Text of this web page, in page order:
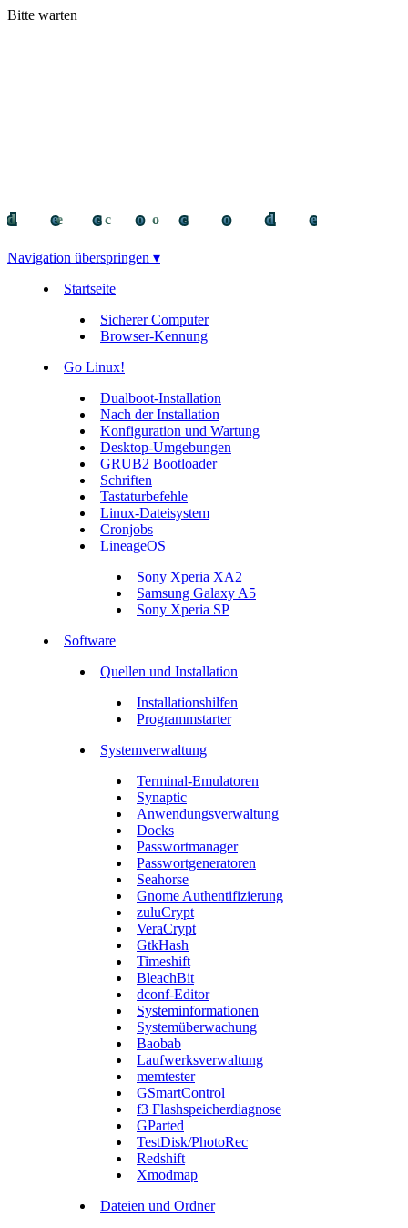
Bitte warten
decocode
decocode
deco
Navigation überspringen ▾
Startseite
Sicherer Computer
Browser-Kennung
Go Linux!
Dualboot-Installation
Nach der Installation
Konfiguration und Wartung
Desktop-Umgebungen
GRUB2 Bootloader
Schriften
Tastaturbefehle
Linux-Dateisystem
Cronjobs
LineageOS
Sony Xperia XA2
Samsung Galaxy A5
Sony Xperia SP
Software
Quellen und Installation
Installationshilfen
Programmstarter
Systemverwaltung
Terminal-Emulatoren
Synaptic
Anwendungsverwaltung
Docks
Passwortmanager
Passwortgeneratoren
Seahorse
Gnome Authentifizierung
zuluCrypt
VeraCrypt
GtkHash
Timeshift
BleachBit
dconf-Editor
Systeminformationen
Systemüberwachung
Baobab
Laufwerksverwaltung
memtester
GSmartControl
f3 Flashspeicherdiagnose
GParted
TestDisk/PhotoRec
Redshift
Xmodmap
Dateien und Ordner